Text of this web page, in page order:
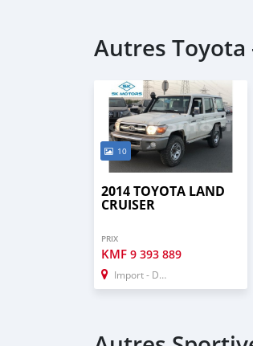
Autres Toyota
10
2014 TOYOTA LAND
CRUISER
PRIX
KMF 9 393 889
Import - Dubai